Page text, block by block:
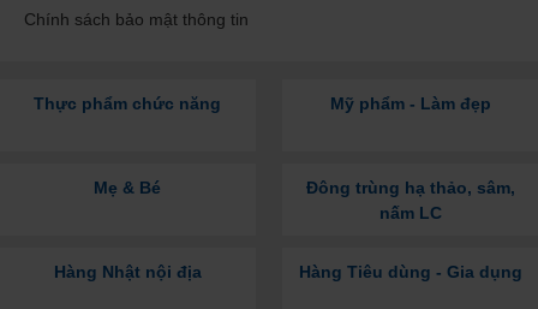
Chính sách bảo mật thông tin
Thực phẩm chức năng Mỹ phẩm - Làm đẹp
Mẹ & Bé
Đông trùng hạ thảo, sâm,
nấm LC
Hàng Nhật nội địa Hàng Tiêu dùng - Gia dụng